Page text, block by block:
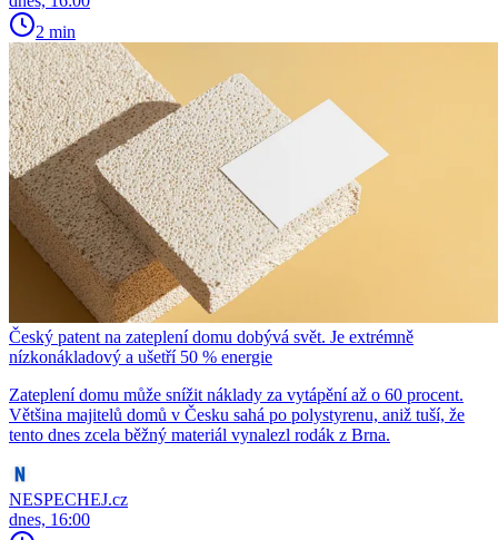
2 min
Český patent na zateplení domu dobývá svět. Je extrémně
nízkonákladový a ušetří 50 % energie
Zateplení domu může snížit náklady za vytápění až o 60 procent.
Většina majitelů domů v Česku sahá po polystyrenu, aniž tuší, že
tento dnes zcela běžný materiál vynalezl rodák z Brna.
NESPECHEJ.cz
dnes, 16:00